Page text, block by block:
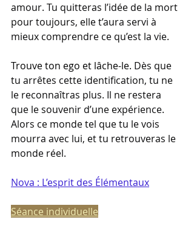
amour. Tu quitteras l’idée de la mort
pour toujours, elle t’aura servi à
mieux comprendre ce qu’est la vie.
Trouve ton ego et lâche-le. Dès que
tu arrêtes cette identification, tu ne
le reconnaîtras plus. Il ne restera
que le souvenir d’une expérience.
Alors ce monde tel que tu le vois
mourra avec lui, et tu retrouveras le
monde réel.
Nova : L’esprit des Élémentaux
Séance individuelle